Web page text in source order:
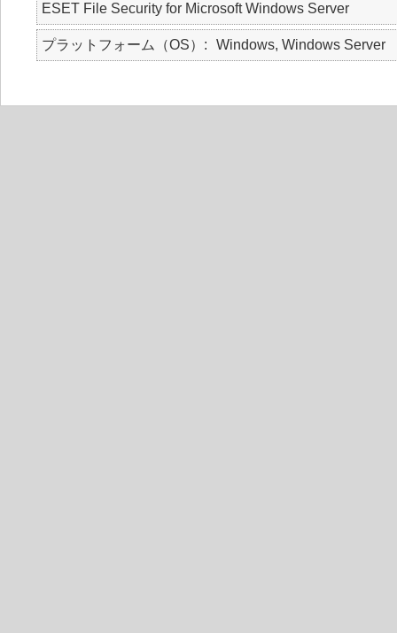
ESET File Security for Microsoft Windows Server
プラットフォーム（OS） Windows, Windows Server